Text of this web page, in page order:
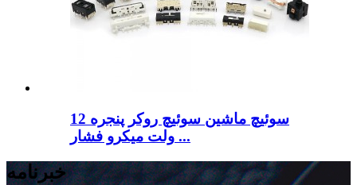
سوئیچ ماشین سوئیچ روکر پنجره 12
ولت میکرو فشار ...
خبرنامه